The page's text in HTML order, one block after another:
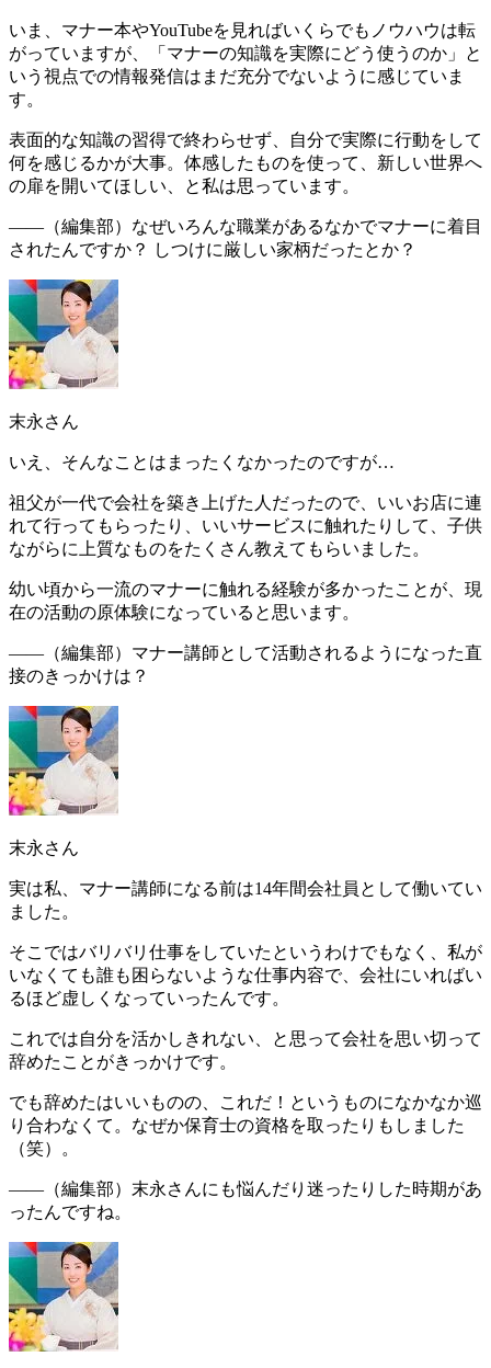
いま、マナー本やYouTubeを見ればいくらでもノウハウは転
がっていますが、「 マナーの知識を実際にどう使うのか 」と
いう視点での情報発信はまだ充分でないように感じていま
す。
表面的な知識の習得で終わらせず、自分で実際に行動をして
何を感じるかが大事。体感したものを使って、新しい世界へ
の扉を開いてほしい、と私は思っています。
――（編集部） なぜいろんな職業があるなかでマナーに着目
されたんですか？ しつけに厳しい家柄だったとか？
末永さん
いえ、そんなことはまったくなかったのですが…
祖父が一代で会社を築き上げた人だったので、いいお店に連
れて行ってもらったり、いいサービスに触れたりして、子供
ながらに上質なものをたくさん教えてもらいました。
幼い頃から一流のマナーに触れる経験が多かった ことが、現
在の活動の原体験になっていると思います。
――（編集部） マナー講師として活動されるようになった直
接のきっかけは？
末永さん
実は私、マナー講師になる前は14年間会社員として働いてい
ました。
そこではバリバリ仕事をしていたというわけでもなく、 私が
いなくても誰も困らないような仕事内容で、会社にいればい
るほど虚しくなっていった んです。
これでは自分を活かしきれない、と思って会社を思い切って
辞めたことがきっかけです。
でも辞めたはいいものの、これだ！というものになかなか巡
り合わなくて。なぜか保育士の資格を取ったりもしました
（笑）。
――（編集部） 末永さんにも悩んだり迷ったりした時期があ
ったんですね。